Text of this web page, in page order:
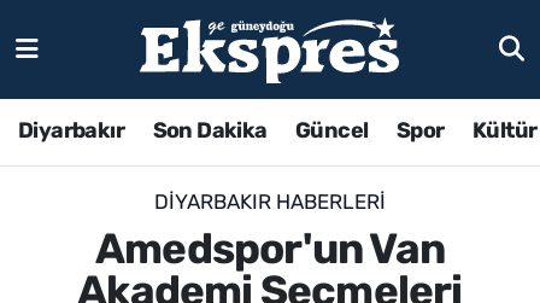
Diyarbakır Son Dakika Güncel Spor
DIYARBAKIR HABERLERI
Amedspor'un Van
Akademi Seçmeleri